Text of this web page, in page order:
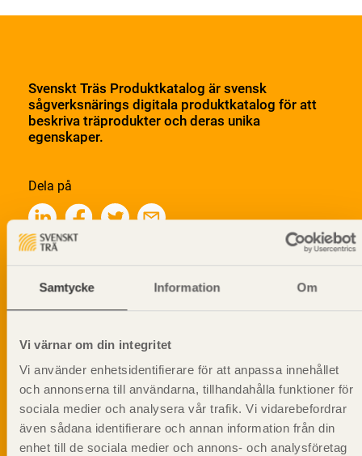
Samtycke Information Om
Vi värnar om din integritet
Vi använder enhetsidentifierare för att anpassa innehållet
och annonserna till användarna, tillhandahålla funktioner för
sociala medier och analysera vår trafik. Vi vidarebefordrar
även sådana identifierare och annan information från din
enhet till de sociala medier och annons- och analysföretag
Svenskt Träs Produktkatalog är svensk
sågverksnärings digitala produktkatalog för att
beskriva träprodukter och deras unika
egenskaper.
Dela på
Prenumerera på Svenskt Träs
informationsutskick!